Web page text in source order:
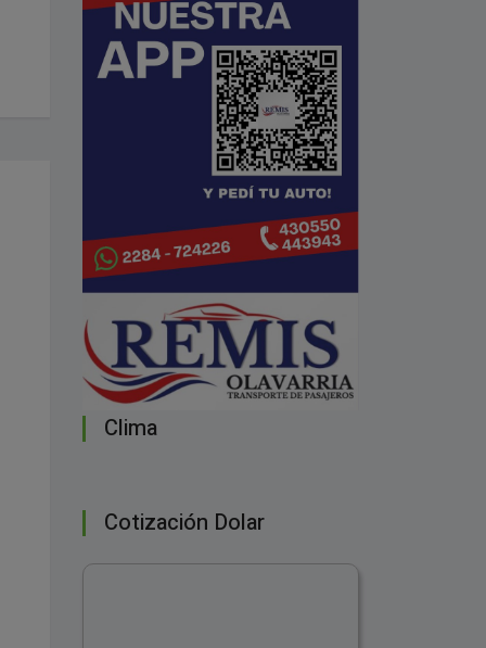
Clima
Cotización Dolar